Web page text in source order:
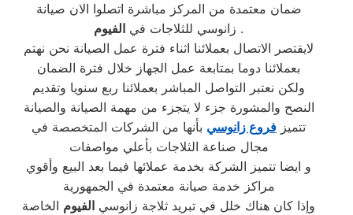
ضمان معتمدة من المركز مباشرة اتصلوا الان صيانة
زانوسي للثلاجات في الفيوم
.
لايقتصر الاتصال بعملائنا اثناء فترة عمل الصيانة نحن نهتم
بعملائنا دوما بمتابعة عمل الجهاز خلال فترة الضمان
ولكن نعتبر التواصل المباشر بعملائنا ربع سنويا وتقديم
النصح والمشورة جزء لا يتجزء من مهمة الصيانة والصيانة
تتميز فروع زانوسي بأنها من الشركات المتخصصة في
مجال صناعة الثلاجات بأعلي مواصفات
و ايضا تتميز الشركة بخدمة عملائها فيما بعد البيع وأقوي
مراكز خدمة صيانة معتمدة في الجمهورية
وإذا كان هناك خلل في تبريد ثلاجة زانوسي الفيوم الخاصة